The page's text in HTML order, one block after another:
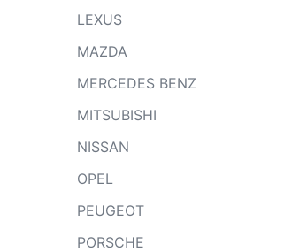
LEXUS
MAZDA
MERCEDES BENZ
MITSUBISHI
NISSAN
OPEL
PEUGEOT
PORSCHE